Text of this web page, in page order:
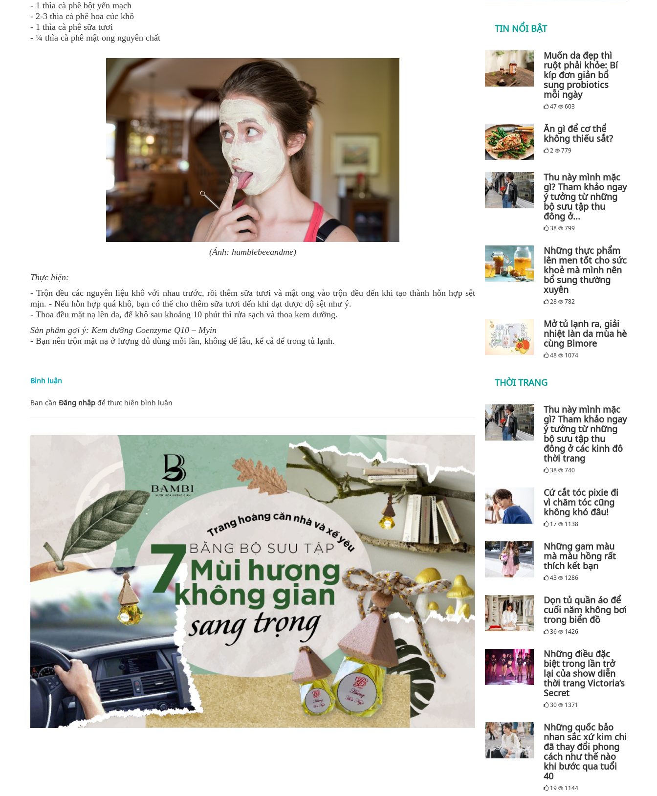
- 1 thìa cà phê bột yến mạch
- 2-3 thìa cà phê hoa cúc khô
- 1 thìa cà phê sữa tươi
- ¼ thìa cà phê mật ong nguyên chất
(Ảnh: humblebeeandme)
Thực hiện:
- Trộn đều các nguyên liệu khô với nhau trước, rồi thêm sữa tươi và mật ong vào trộn đều đến khi tạo thành hỗn hợp sệt
mịn. - Nếu hỗn hợp quá khô, bạn có thể cho thêm sữa tươi đến khi đạt được độ sệt như ý.
- Thoa đều mặt nạ lên da, để khô sau khoảng 10 phút thì rửa sạch và thoa kem dưỡng.
Sản phẩm gợi ý: Kem dưỡng Coenzyme Q10 – Myin
- Bạn nên trộn mặt nạ ở lượng đủ dùng mỗi lần, không để lâu, kể cả để trong tủ lạnh.
Bình luận
Bạn cần Đăng nhập để thực hiện bình luận
TIN NỔI BẬT
Muốn da đẹp thì
ruột phải khỏe: Bí
kíp đơn giản bổ
sung probiotics
mỗi ngày
47 603
Ăn gì để cơ thể
không thiếu sắt?
2 779
Thu này mình mặc
gì? Tham khảo ngay
ý tưởng từ những
bộ sưu tập thu
đông ở...
38 799
Những thực phẩm
lên men tốt cho sức
khoẻ mà mình nên
bổ sung thường
xuyên
28 782
Mở tủ lạnh ra, giải
nhiệt làn da mùa hè
cùng Bimore
48 1074
THỜI TRANG
Thu này mình mặc
gì? Tham khảo ngay
ý tưởng từ những
bộ sưu tập thu
đông ở các kinh đô
thời trang
38 740
Cứ cắt tóc pixie đi
vì chăm tóc cũng
không khó đâu!
17 1138
Những gam màu
mà màu hồng rất
thích kết bạn
43 1286
Dọn tủ quần áo để
cuối năm không bơi
trong biển đồ
36 1426
Những điều đặc
biệt trong lần trở
lại của show diễn
thời trang Victoria’s
Secret
30 1371
Những quốc bảo
nhan sắc xứ kim chi
đã thay đổi phong
cách như thế nào
khi bước qua tuổi
40
19 1144